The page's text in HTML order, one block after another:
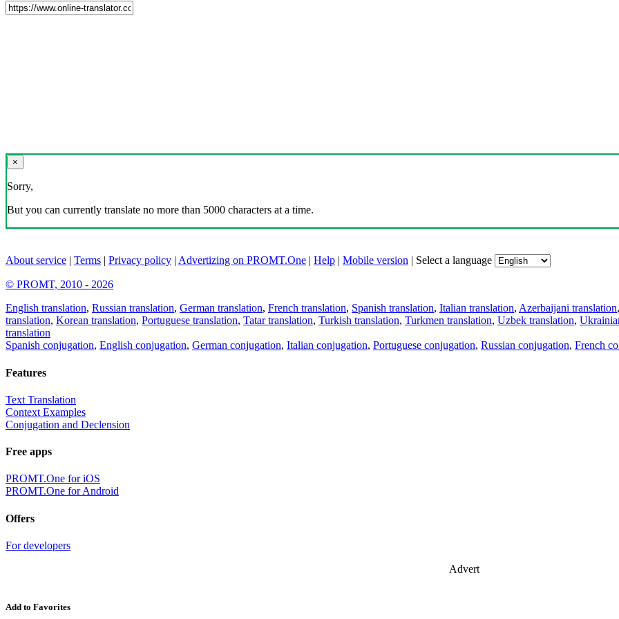
×
Sorry,
But you can currently translate no more than 5000 characters at a time.
About service | Terms | Privacy policy | Advertizing on PROMT.One | Help | Mobile version | Select a language
© PROMT, 2010 - 2026
English translation, Russian translation, German translation, French translation, Spanish translation, Italian translation, Azerbaijani translation,
translation, Korean translation, Portuguese translation, Tatar translation, Turkish translation, Turkmen translation, Uzbek translation,
translation
Spanish conjugation, English conjugation, German conjugation, Italian conjugation, Portuguese conjugation, Russian conjugation, French
Features
Text Translation
Context Examples
Conjugation and Declension
Free apps
PROMT.One for iOS
PROMT.One for Android
Offers
For developers
Advert
Add to Favorites